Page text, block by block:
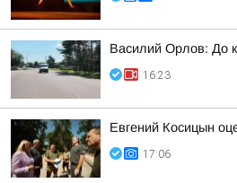
Василий Орлов: До
16:23
Евгений Косицын
17:06